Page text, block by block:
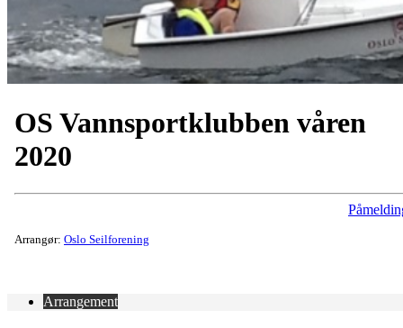
OS Vannsportklubben våren
2020
Arrangør: Oslo Seilforening
Arrangement